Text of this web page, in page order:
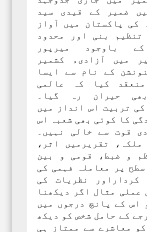
ضمیر کے قیدی سید
کی پاکستان میں آواز
تنظیم بنی اور محدود
باوجود میرپور
میں آزادیء کشمیر
کے نام سے ایسا
منعقد کیا کہ عالمی
حیران رہ گیا۔
کی تربیت اس انداز میں
کا کوئی بھی شعبہ اس
قوت سے خالی نہیں۔
ملکہ، تقریرمیں اثر،
و ضبط، قومی و بین
سطح پر معاملہ فہمی کی
کرداراور نظریات کی
عملی مثال اگر دیکھنا
اس کے پانچ درجوں میں
کے حامل شخص کو دیکھ
معاشرے سے ممتاز ہی